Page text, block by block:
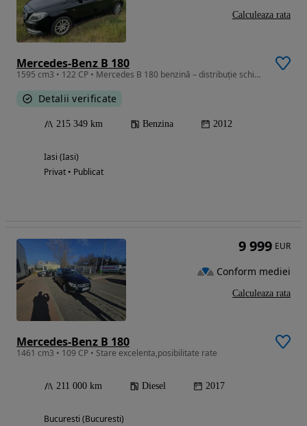
Mercedes-Benz B 180
1595 cm3 • 122 CP • Mercedes B 180 benzină – distribuție schimbată – panoramic
Detalii verificate
215 349 km Benzina 2012
Iasi (Iasi)
Privat • Publicat
Calculeaza rata
Mercedes-Benz B 180
1461 cm3 • 109 CP • Stare excelenta,posibilitate rate
211 000 km Diesel 2017
Bucuresti (Bucuresti)
9 999 EUR
Conform mediei
Calculeaza rata